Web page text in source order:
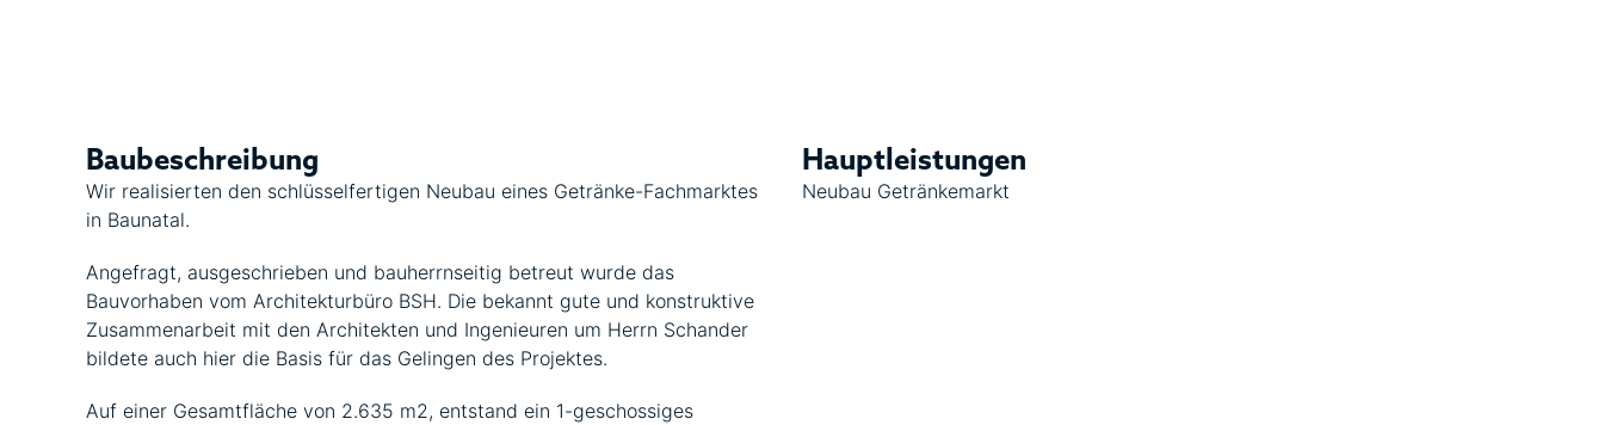
Baubeschreibung
Wir realisierten den schlüsselfertigen Neubau eines Getränke-Fachmarktes
in Baunatal.
Angefragt, ausgeschrieben und bauherrnseitig betreut wurde das
Bauvorhaben vom Architekturbüro BSH. Die bekannt gute und konstruktive
Zusammenarbeit mit den Architekten und Ingenieuren um Herrn Schander
bildete auch hier die Basis für das Gelingen des Projektes.
Auf einer Gesamtfläche von 2.635 m2, entstand ein 1-geschossiges
Hauptleistungen
Neubau Getränkemarkt